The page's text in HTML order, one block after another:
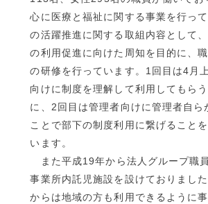
心に医療と福祉に関する事業を行っ
の活躍推進に関する取組内容として
の利用促進に向けた周知を目的に、
の研修を行っています。1回目は4月
向けに制度を理解して利用してもら
に、2回目は管理者向けに管理者自ら
ことで部下の制度利用に繋げること
います。
また平成19年から法人グループ職
事業所内託児施設を設けておりまし
からは地域の方も利用できるように